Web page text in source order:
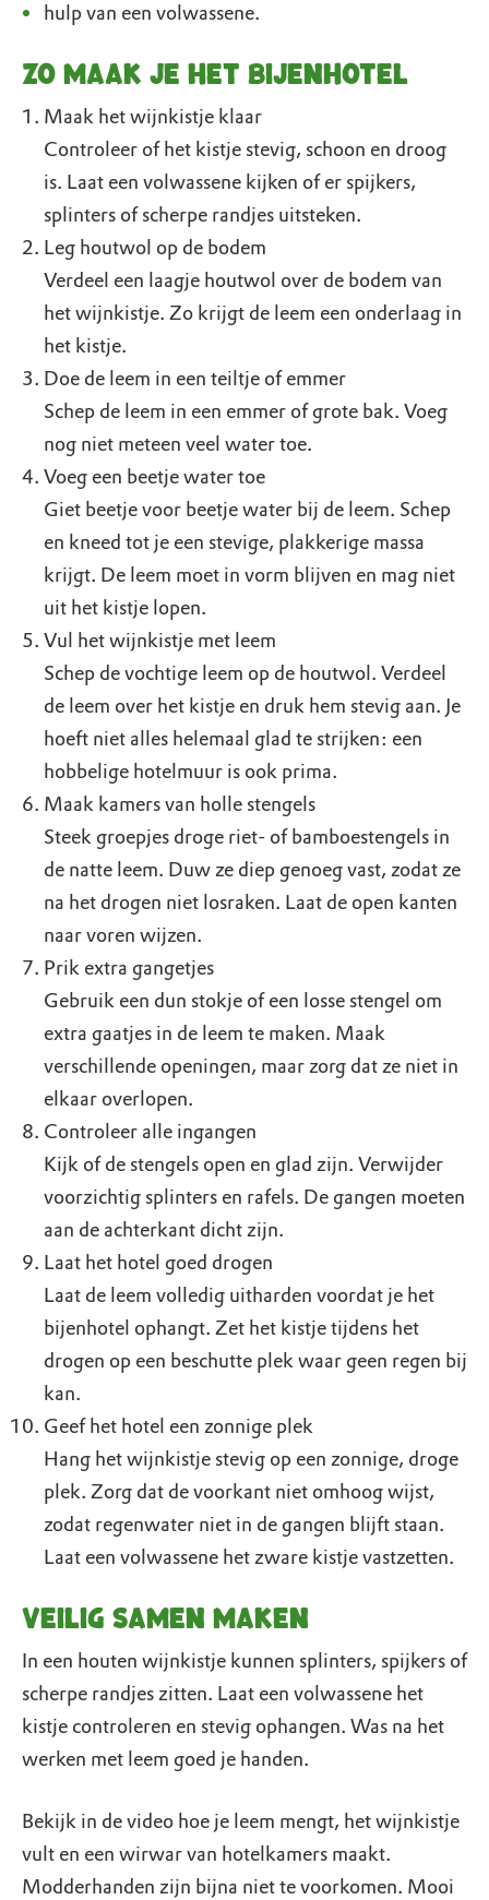
hulp van een volwassene.
Zo maak je het bijenhotel
Maak het wijnkistje klaar
Controleer of het kistje stevig, schoon en droog
is. Laat een volwassene kijken of er spijkers,
splinters of scherpe randjes uitsteken.
Leg houtwol op de bodem
Verdeel een laagje houtwol over de bodem van
het wijnkistje. Zo krijgt de leem een onderlaag in
het kistje.
Doe de leem in een teiltje of emmer
Schep de leem in een emmer of grote bak. Voeg
nog niet meteen veel water toe.
Voeg een beetje water toe
Giet beetje voor beetje water bij de leem. Schep
en kneed tot je een stevige, plakkerige massa
krijgt. De leem moet in vorm blijven en mag niet
uit het kistje lopen.
Vul het wijnkistje met leem
Schep de vochtige leem op de houtwol. Verdeel
de leem over het kistje en druk hem stevig aan. Je
hoeft niet alles helemaal glad te strijken: een
hobbelige hotelmuur is ook prima.
Maak kamers van holle stengels
Steek groepjes droge riet- of bamboestengels in
de natte leem. Duw ze diep genoeg vast, zodat ze
na het drogen niet losraken. Laat de open kanten
naar voren wijzen.
Prik extra gangetjes
Gebruik een dun stokje of een losse stengel om
extra gaatjes in de leem te maken. Maak
verschillende openingen, maar zorg dat ze niet in
elkaar overlopen.
Controleer alle ingangen
Kijk of de stengels open en glad zijn. Verwijder
voorzichtig splinters en rafels. De gangen moeten
aan de achterkant dicht zijn.
Laat het hotel goed drogen
Laat de leem volledig uitharden voordat je het
bijenhotel ophangt. Zet het kistje tijdens het
drogen op een beschutte plek waar geen regen bij
kan.
Geef het hotel een zonnige plek
Hang het wijnkistje stevig op een zonnige, droge
plek. Zorg dat de voorkant niet omhoog wijst,
zodat regenwater niet in de gangen blijft staan.
Laat een volwassene het zware kistje vastzetten.
Veilig samen maken
In een houten wijnkistje kunnen splinters, spijkers of
scherpe randjes zitten. Laat een volwassene het
kistje controleren en stevig ophangen. Was na het
werken met leem goed je handen.
Bekijk in de video hoe je leem mengt, het wijnkistje
vult en een wirwar van hotelkamers maakt.
Modderhanden zijn bijna niet te voorkomen. Mooi